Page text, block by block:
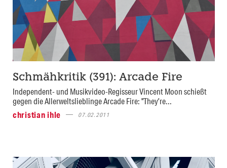
Schmähkritik (391): Arcade Fire
Independent- und Musikvideo-Regisseur Vincent Moon schießt
gegen die Allerweltslieblinge Arcade Fire: "They’re...
christian ihle
07.02.2011